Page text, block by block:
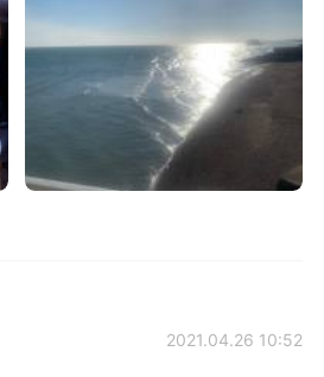
2021.04.26 10:52